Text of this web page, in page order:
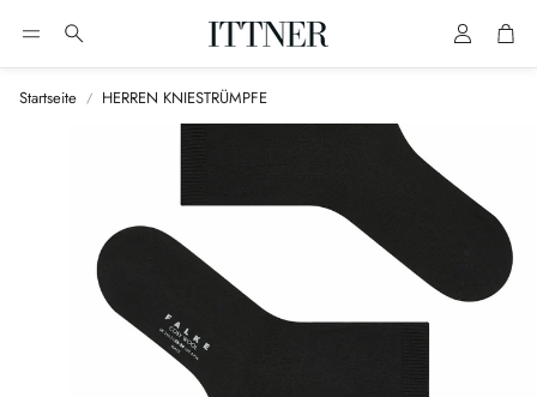
Suche AccountCart
Startseite HERREN KNIESTRÜMPFE